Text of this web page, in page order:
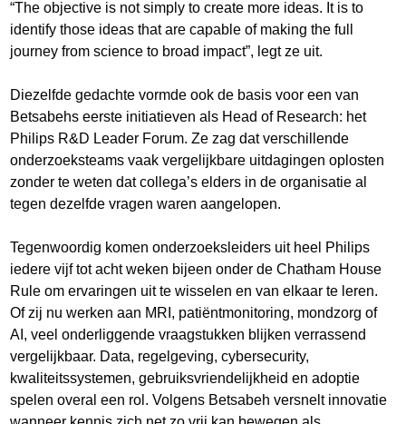
“The objective is not simply to create more ideas. It is to
identify those ideas that are capable of making the full
journey from science to broad impact”, legt ze uit.
Diezelfde gedachte vormde ook de basis voor een van
Betsabehs eerste initiatieven als Head of Research: het
Philips R&D Leader Forum. Ze zag dat verschillende
onderzoeksteams vaak vergelijkbare uitdagingen oplosten
zonder te weten dat collega’s elders in de organisatie al
tegen dezelfde vragen waren aangelopen.
Tegenwoordig komen onderzoeksleiders uit heel Philips
iedere vijf tot acht weken bijeen onder de Chatham House
Rule om ervaringen uit te wisselen en van elkaar te leren.
Of zij nu werken aan MRI, patiëntmonitoring, mondzorg of
AI, veel onderliggende vraagstukken blijken verrassend
vergelijkbaar. Data, regelgeving, cybersecurity,
kwaliteitssystemen, gebruiksvriendelijkheid en adoptie
spelen overal een rol. Volgens Betsabeh versnelt innovatie